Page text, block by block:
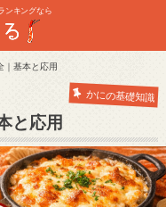
ンキングなら
｜基本と応用
かにの基礎知識
と応用